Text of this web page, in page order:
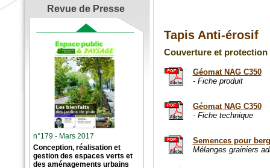
Revue de Presse
n°179 - Mars 2017
Conception, réalisation et
gestion des espaces verts et
des aménagements urbains
Tapis Anti-érosif
Couverture et protection
Géomat NAG C350
- Fiche produit
Géomat NAG C350
- Fiche technique
Semences pour
Mélanges grainiers